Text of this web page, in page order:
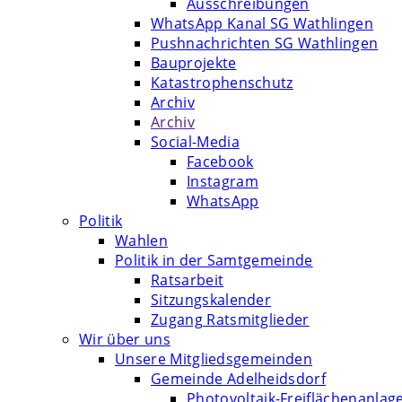
WhatsApp Kanal SG Wathlingen
Pushnachrichten SG Wathlingen
Bauprojekte
Katastrophenschutz
Archiv
Archiv
Social-Media
Facebook
Instagram
WhatsApp
Politik
Wahlen
Politik in der Samtgemeinde
Ratsarbeit
Sitzungskalender
Zugang Ratsmitglieder
Wir über uns
Unsere Mitgliedsgemeinden
Gemeinde Adelheidsdorf